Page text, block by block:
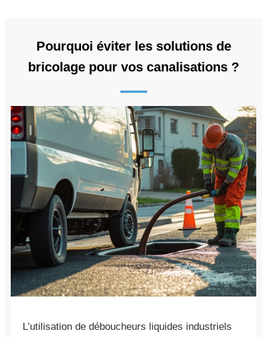
Pourquoi éviter les solutions de
bricolage pour vos canalisations ?
L’utilisation de déboucheurs liquides industriels